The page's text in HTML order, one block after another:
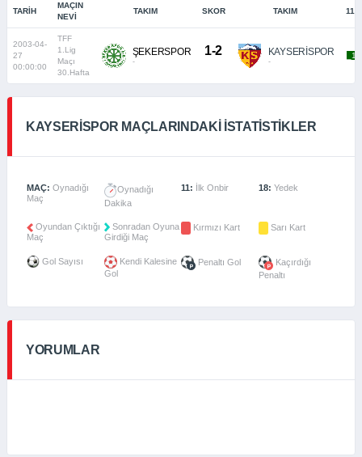
TARIH
MAÇIN
NEVI
TAKIM SKOR TAKIM 11/
2003-04-
27
00:00:00
TFF
1.Lig
Maçı
30.Hafta
ŞEKERSPOR
-
1-2 KAYSERİSPOR
-
KAYSERISPOR MAÇLARINDAKI İSTATISTIKLER
MAÇ: Oynadığı
Maç
Oynadığı
Dakika
11: İlk Onbir 18: Yedek
Oyundan Çıktığı
Maç
Sonradan Oyuna
Girdiği Maç
Kırmızı Kart Sarı Kart
Gol Sayısı
Kendi Kalesine
Gol
Penaltı Gol
Kaçırdığı
Penaltı
YORUMLAR